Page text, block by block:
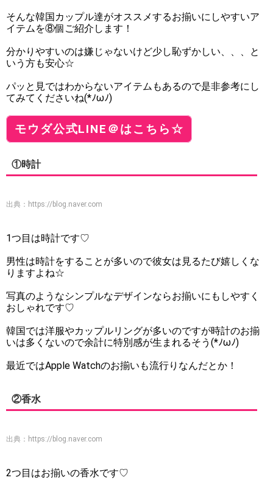
そんな韓国カップル達がオススメするお揃いにしやすいア
イテムを⑧個ご紹介します！
分かりやすいのは嫌じゃないけど少し恥ずかしい、、、と
いう方も安心☆
パッと見ではわからないアイテムもあるので是非参考にし
てみてくださいね(*ﾉωﾉ)
モウダ公式LINE＠はこちら☆
①時計
出典： https://blog.naver.com
1つ目は時計です♡
男性は時計をすることが多いので彼女は見るたび嬉しくな
りますよね☆
写真のようなシンプルなデザインならお揃いにもしやすく
おしゃれです♡
韓国では洋服やカップルリングが多いのですが時計のお揃
いは多くないので余計に特別感が生まれるそう(*ﾉωﾉ)
最近ではApple Watchのお揃いも流行りなんだとか！
②香水
出典： https://blog.naver.com
2つ目はお揃いの香水です♡